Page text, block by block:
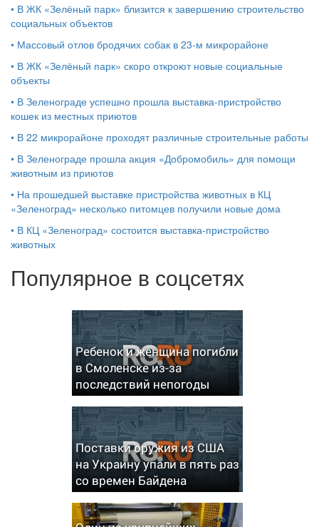
• В ЖК «Зелёный парк» близится к завершению строительство
социальных объектов
• Массовый отлов бродячих собак в 23-м микрорайоне
• В ЖК «Зелёный парк» скоро откроют новые социальные
объекты
• В Зеленограде успешно прошла выставка-пристройство
кошек из местных приютов
• В 22 микрорайоне проходят различные строительные работы
• В Зеленограде прошла акция «Добромобиль» для помощи
животным из приютов
• На прошедшей выставке пристройства животных в КЦ
«Зеленоград» несколько питомцев получили новые дома
• В КЦ «Зеленоград» состоится выставка-пристройство
животных
Популярное в соцсетях
Ребенок и женщина погибли
в Смоленске из-за
последствий непогоды
Поставки оружия из США
на Украину упали в пять раз
со времен Байдена